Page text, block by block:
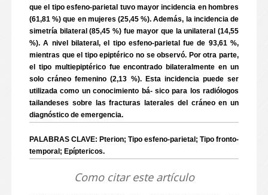
que el tipo esfeno-parietal tuvo mayor incidencia en hombres
(61,81 %) que en mujeres (25,45 %). Además, la incidencia de
simetría bilateral (85,45 %) fue mayor que la unilateral (14,55
%). A nivel bilateral, el tipo esfeno-parietal fue de 93,61 %,
mientras que el tipo epiptérico no se observó. Por otra parte,
el tipo multiepiptérico fue encontrado bilateralmente en un
solo cráneo femenino (2,13 %). Esta incidencia puede ser
utilizada como un conocimiento bá- sico para los radiólogos
tailandeses sobre las fracturas laterales del cráneo en un
diagnóstico de emergencia.
PALABRAS CLAVE: Pterion; Tipo esfeno-parietal; Tipo fronto-
temporal; Epíptericos.
Como citar este artículo